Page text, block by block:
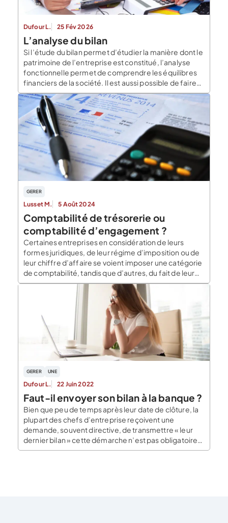
Dufour L. 25 Fév 2026
L’analyse du bilan
Si l’étude du bilan permet d’étudier la manière dont le
patrimoine de l’entreprise est constitué, l’analyse
fonctionnelle permet de comprendre les équilibres
financiers de la société. Il est aussi possible de faire
une analyse plus spécifique des données à l’aide de
ratios financiers très utiles pour interpréter la
structure financière de la société. Dans cet […]
GERER
Lusset M. 5 Août 2024
Comptabilité de trésorerie ou
comptabilité d’engagement ?
Certaines entreprises en considération de leurs
formes juridiques, de leur régime d’imposition ou de
leur chiffre d’affaire se voient imposer une catégorie
de comptabilité, tandis que d’autres, du fait de leur
caractéristiques ont le choix d’opter pour
l’engagement ou la trésorerie. La comptabilité
d’engagement La comptabilité d’engagement est un
système comptable qui consiste à enregistrer […]
GERER UNE
Dufour L. 22 Juin 2022
Faut-il envoyer son bilan à la banque ?
Bien que peu de temps après leur date de clôture, la
plupart des chefs d’entreprise reçoivent une
demande, souvent directive, de transmettre « leur
dernier bilan » cette démarche n’est pas obligatoire.
La question est alors de savoir s’il est préférable ou